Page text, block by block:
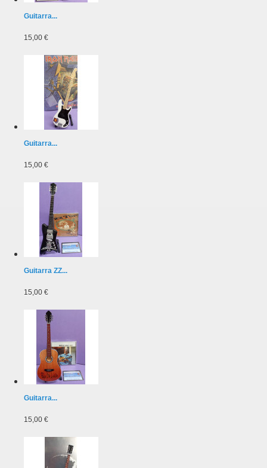
Guitarra...
15,00 €
Guitarra...
15,00 €
Guitarra ZZ...
15,00 €
Guitarra...
15,00 €